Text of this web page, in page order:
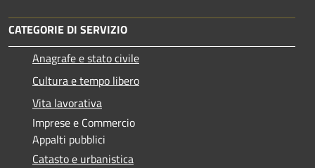
CATEGORIE DI SERVIZIO
Anagrafe e stato civile
Cultura e tempo libero
Vita lavorativa
Imprese e Commercio
Appalti pubblici
Catasto e urbanistica